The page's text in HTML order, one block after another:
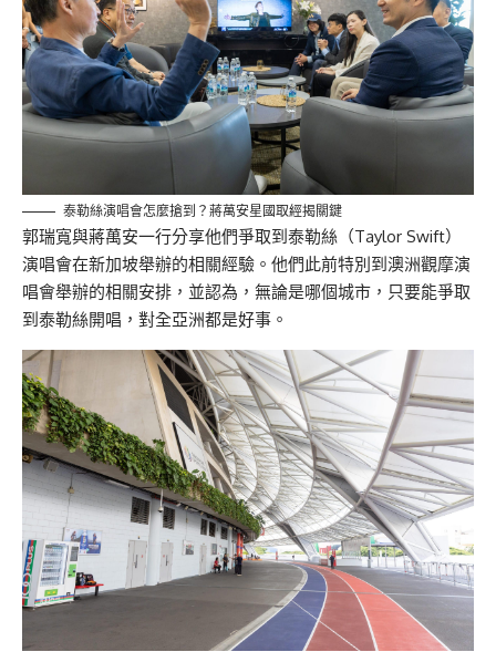
泰勒絲演唱會怎麼搶到？蔣萬安星國取經揭關鍵
郭瑞寬與蔣萬安一行分享他們爭取到泰勒絲（Taylor Swift）
演唱會在新加坡舉辦的相關經驗。他們此前特別到澳洲觀摩演
唱會舉辦的相關安排，並認為，無論是哪個城市，只要能爭取
到泰勒絲開唱，對全亞洲都是好事。